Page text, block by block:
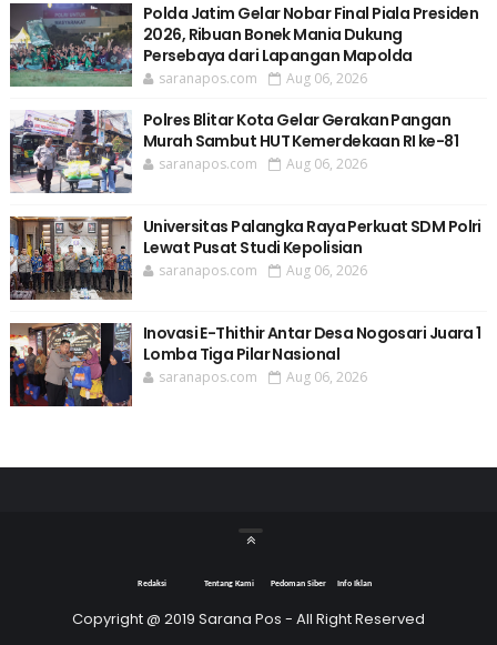
Polda Jatim Gelar Nobar Final Piala Presiden
2026, Ribuan Bonek Mania Dukung
Persebaya dari Lapangan Mapolda
saranapos.com Aug 06, 2026
Polres Blitar Kota Gelar Gerakan Pangan
Murah Sambut HUT Kemerdekaan RI ke-81
saranapos.com Aug 06, 2026
Universitas Palangka Raya Perkuat SDM Polri
Lewat Pusat Studi Kepolisian
saranapos.com Aug 06, 2026
Inovasi E-Thithir Antar Desa Nogosari Juara 1
Lomba Tiga Pilar Nasional
saranapos.com Aug 06, 2026
Redaksi Tentang Kami Pedoman Siber Info Iklan
Copyright @ 2019 Sarana Pos - All Right Reserved